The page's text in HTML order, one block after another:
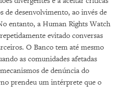
de desenvolvimento, ao invés de
entanto, a Human Rights Watch
evitado conversas
O Banco tem até mesmo
as comunidades afetadas
de denúncia do
prendeu um intérprete que o